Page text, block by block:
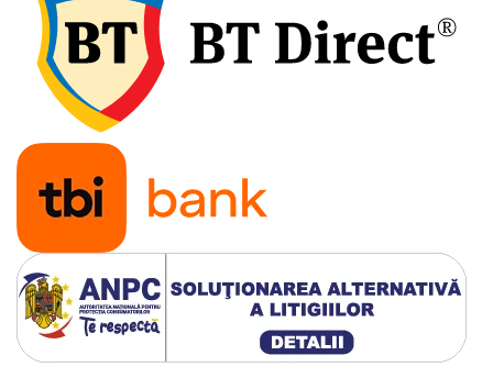
Cauciucuri Fat Bike
Camere
Controllere
Display
Incarcatoare 24V
Incarcatoare 36V
Incarcatoare 48V
ACCESORII
Lumini
Kit Conversie
Piese Trotinete Electrice
PIESE UNIVERSALE